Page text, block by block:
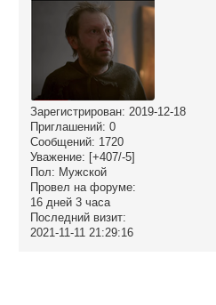
Зарегистрирован: 2019-12-18
Приглашений: 0
Сообщений: 1720
Уважение: [+407/-5]
Пол: Мужской
Провел на форуме:
16 дней 3 часа
Последний визит:
2021-11-11 21:29:16